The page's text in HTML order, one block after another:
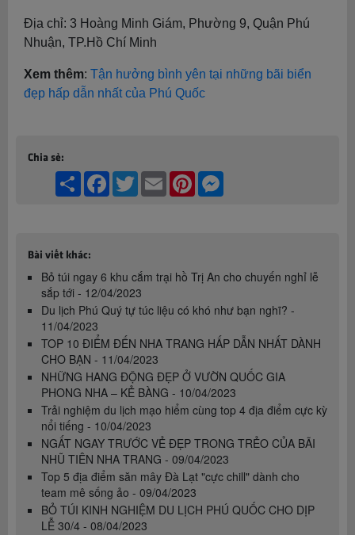
Địa chỉ: 3 Hoàng Minh Giám, Phường 9, Quận Phú
Nhuận, TP.Hồ Chí Minh
Xem thêm: Tận hưởng bình yên tại những bãi biển
đẹp hấp dẫn nhất của Phú Quốc
Chia sẻ:
Share Facebook
TwitterEmail Pinterest
Bài viết khác:
Bỏ túi ngay 6 khu cắm trại hồ Trị An cho chuyến nghỉ lễ
sắp tới - 12/04/2023
Du lịch Phú Quý tự túc liệu có khó như bạn nghĩ? -
11/04/2023
TOP 10 ĐIỂM ĐẾN NHA TRANG HẤP DẪN NHẤT DÀNH
CHO BẠN - 11/04/2023
NHỮNG HANG ĐỘNG ĐẸP Ở VƯỜN QUỐC GIA
PHONG NHA – KẺ BÀNG - 10/04/2023
Trải nghiệm du lịch mạo hiểm cùng top 4 địa điểm cực kỳ
nổi tiếng - 10/04/2023
NGẤT NGAY TRƯỚC VẺ ĐẸP TRONG TRẺO CỦA BÃI
NHŨ TIÊN NHA TRANG - 09/04/2023
Top 5 địa điểm săn mây Đà Lạt "cực chill" dành cho
team mê sống ảo - 09/04/2023
BỎ TÚI KINH NGHIỆM DU LỊCH PHÚ QUỐC CHO DỊP
LỄ 30/4 - 08/04/2023